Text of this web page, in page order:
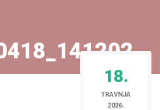
18.
TRAVNJA
2026.